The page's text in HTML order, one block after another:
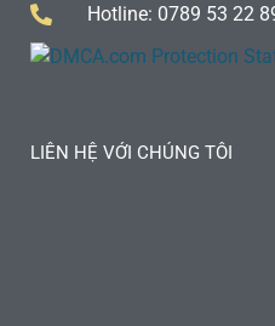
Hotline: 0789 53 22
LIÊN HỆ VỚI CHÚNG TÔI